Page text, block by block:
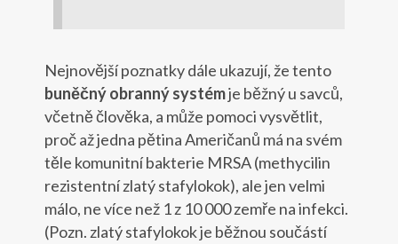
Nejnovější poznatky dále ukazují, že tento
buněčný obranný systémje běžný u savců,
včetně člověka, a může pomoci vysvětlit,
proč až jedna pětina Američanů má na svém
těle komunitní bakterie MRSA (methycilin
rezistentní zlatý stafylokok), ale jen velmi
málo, ne více než 1 z 10 000 zemře na infekci.
(Pozn. zlatý stafylokok je běžnou součástí